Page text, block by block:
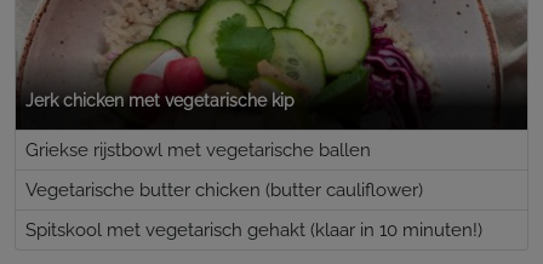
Jerk chicken met vegetarische kip
Griekse rijstbowl met vegetarische ballen
Vegetarische butter chicken (butter cauliflower)
Spitskool met vegetarisch gehakt (klaar in 10 minuten!)